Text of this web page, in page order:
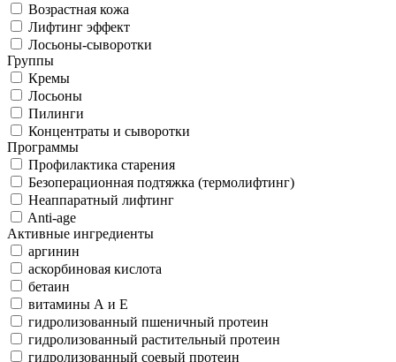
Возрастная кожа
Лифтинг эффект
Лосьоны-сыворотки
Группы
Кремы
Лосьоны
Пилинги
Концентраты и сыворотки
Программы
Профилактика старения
Безоперационная подтяжка (термолифтинг)
Неаппаратный лифтинг
Anti-age
Активные ингредиенты
аргинин
аскорбиновая кислота
бетаин
витамины А и Е
гидролизованный пшеничный протеин
гидролизованный растительный протеин
гидролизованный соевый протеин